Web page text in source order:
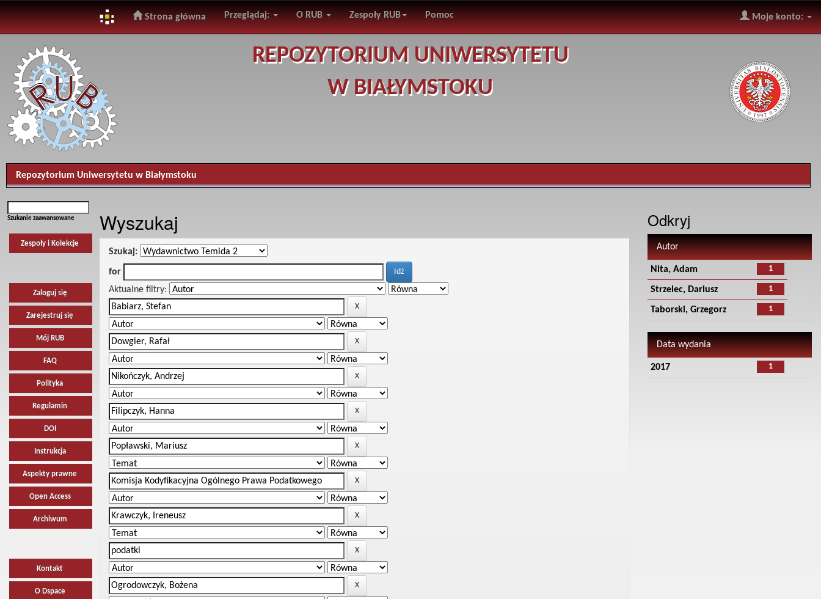
navigation
Strona główna Przeglądaj: O RUB Zespoły RUB Pomoc Moje konto:
REPOZYTORIUM UNIWERSYTETU
W BIAŁYMSTOKU
Repozytorium Uniwersytetu w Białymstoku
Szukanie zaawansowane
Zespoły i Kolekcje
Zaloguj się
Zarejestruj się
Mój RUB
FAQ
Polityka
Regulamin
DOI
Instrukcja
Aspekty prawne
Open Access
Archiwum
Kontakt
O Dspace
Wyszukaj
Szukaj:
for
Aktualne filtry:
Odkryj
Autor
1
Nita, Adam
1
Strzelec, Dariusz
1
Taborski, Grzegorz
Data wydania
1
2017